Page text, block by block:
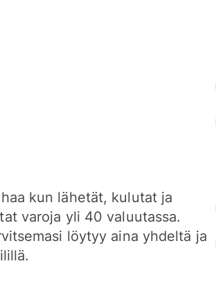
kun lähetät, kulutat ja
varoja yli 40 valuutassa.
löytyy aina yhdeltä ja